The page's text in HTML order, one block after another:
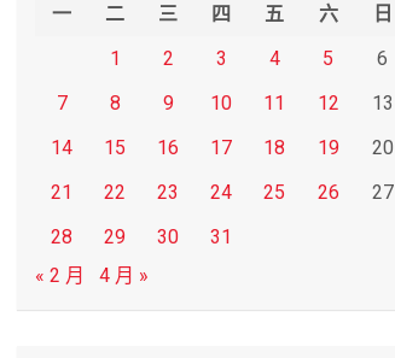
一 二 三 四 五 六
日
1
2 3 4 5
6
7
8 9 10 11 12
13
14
15 16 17 18 19
20
21
22 23 24 25 26
27
28
29 30
31
« 2 月
4 月 »